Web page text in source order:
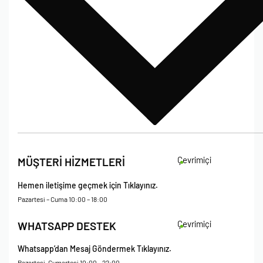
Çerez Politikası
Kişisel Verileri Koruma – Çerez ve Ticari İletişim Açık Rıza Metni
Mesafeli Satış Sözleşmesi
MÜŞTERİ HİZMETLERİ Çevrimiçi
Hemen iletişime geçmek için Tıklayınız.
Pazartesi – Cuma 10:00 – 18:00
WHATSAPP DESTEK Çevrimiçi
Whatsapp’dan Mesaj Göndermek Tıklayınız.